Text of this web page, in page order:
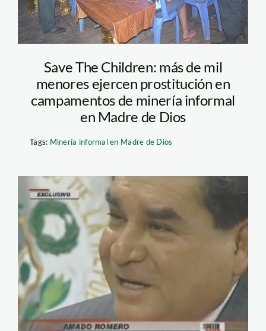
Save The Children: más de mil
menores ejercen prostitución en
campamentos de minería informal
en Madre de Dios
Tags: Minería informal en Madre de Dios